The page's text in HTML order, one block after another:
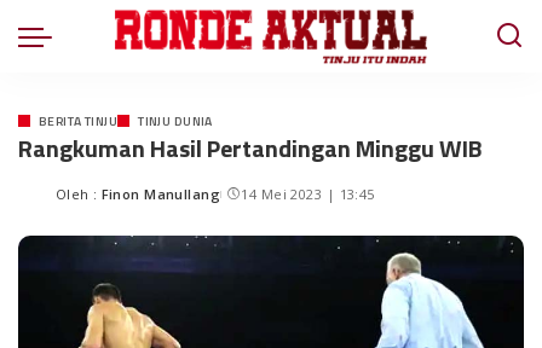
BERITA TINJU TINJU DUNIA
Rangkuman Hasil Pertandingan Minggu WIB
Oleh : Finon Manullang 14 Mei 2023 | 13:45